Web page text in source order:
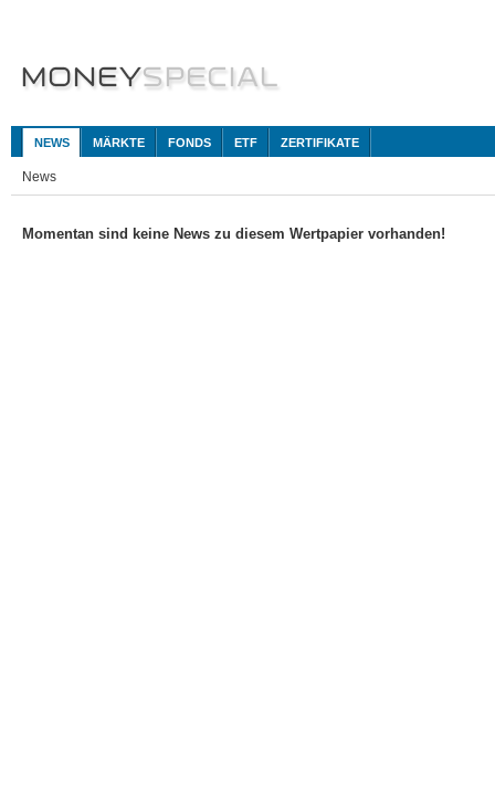
NEWS MÄRKTE FONDS ETF ZERTIFIKATE
News
Momentan sind keine News zu diesem Wertpapier vorhanden!